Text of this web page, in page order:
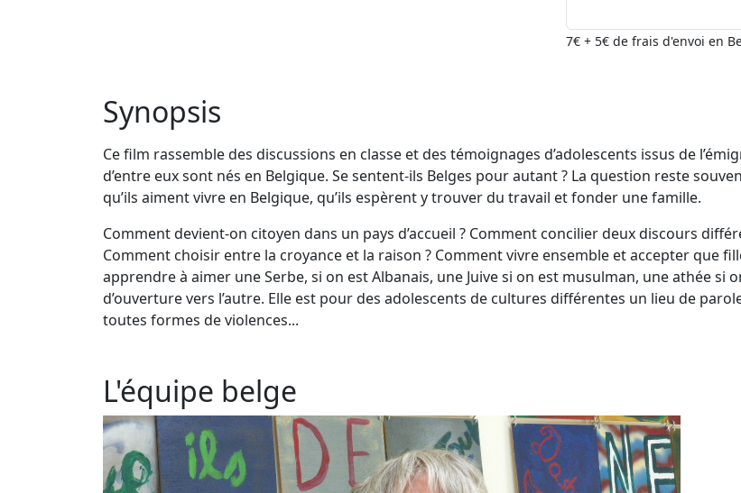
7€ + 5€ de frais d'envoi en
Synopsis
Ce film rassemble des discussions en classe et des témoignages d’adolescents issus de
d’entre eux sont nés en Belgique. Se sentent-ils Belges pour autant ? La question reste
qu’ils aiment vivre en Belgique, qu’ils espèrent y trouver du travail et fonder une famille.
Comment devient-on citoyen dans un pays d’accueil ? Comment concilier deux discours
Comment choisir entre la croyance et la raison ? Comment vivre ensemble et accepter que
apprendre à aimer une Serbe, si on est Albanais, une Juive si on est musulman, une athée si
d’ouverture vers l’autre. Elle est pour des adolescents de cultures différentes un lieu de
toutes formes de violences...
L'équipe belge